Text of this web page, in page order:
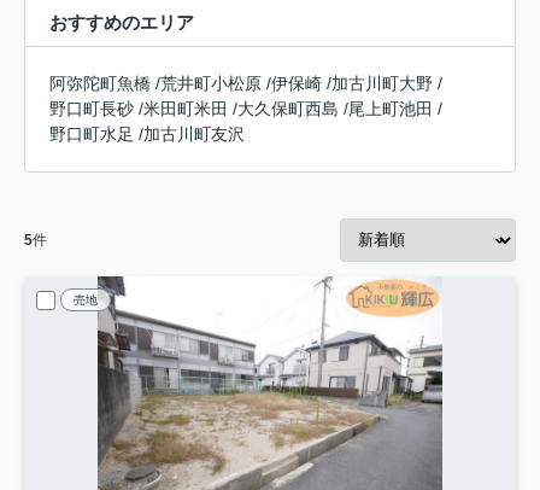
おすすめのエリア
阿弥陀町魚橋 /荒井町小松原 /伊保崎 /加古川町大野 /
野口町長砂 /米田町米田 /大久保町西島 /尾上町池田 /
野口町水足 /加古川町友沢
5件
売地